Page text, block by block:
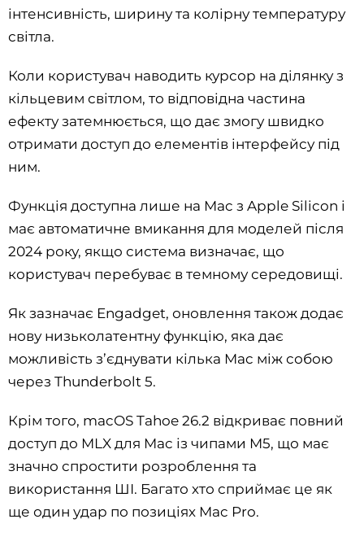
інтенсивність, ширину та колірну температуру
світла.
Коли користувач наводить курсор на ділянку з
кільцевим світлом, то відповідна частина
ефекту затемнюється, що дає змогу швидко
отримати доступ до елементів інтерфейсу під
ним.
Функція доступна лише на Mac з Apple Silicon і
має автоматичне вмикання для моделей після
2024 року, якщо система визначає, що
користувач перебуває в темному середовищі.
Як зазначає Engadget, оновлення також додає
нову низьколатентну функцію, яка дає
можливість з’єднувати кілька Mac між собою
через Thunderbolt 5.
Крім того, macOS Tahoe 26.2 відкриває повний
доступ до MLX для Mac із чипами M5, що має
значно спростити розроблення та
використання ШІ. Багато хто сприймає це як
ще один удар по позиціях Mac Pro.